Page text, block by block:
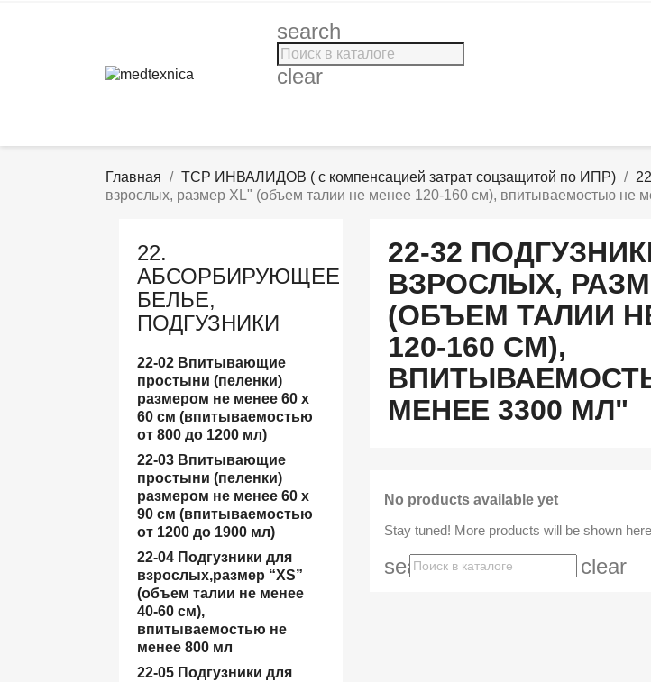
search
clear
Главная ТСР ИНВАЛИДОВ ( с компенсацией затрат соцзащитой по ИПР)
взрослых, размер XL" (объем талии не менее 120-160 см), впитываемостью не
22.
АБСОРБИРУЮЩЕЕ
БЕЛЬЕ,
ПОДГУЗНИКИ
22-02 Впитывающие
простыни (пеленки)
размером не менее 60 x
60 см (впитываемостью
от 800 до 1200 мл)
22-03 Впитывающие
простыни (пеленки)
размером не менее 60 x
90 см (впитываемостью
от 1200 до 1900 мл)
22-04 Подгузники для
взрослых,размер “XS”
(объем талии не менее
40-60 см),
впитываемостью не
менее 800 мл
22-05 Подгузники для
22-32
ВЗРОСЛЫХ,
(ОБЪЕМ ТАЛИИ
120-160 СМ),
МЕНЕЕ 3300 МЛ"
No products available yet
Stay tuned! More products will be shown
search clear